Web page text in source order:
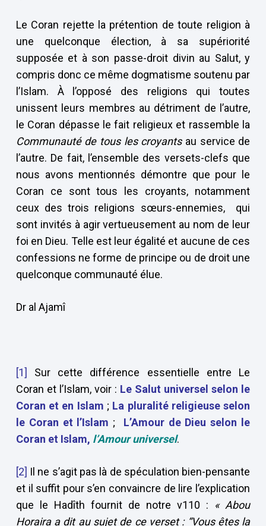
Le Coran rejette la prétention de toute religion à
une quelconque élection, à sa supériorité
supposée et à son passe-droit divin au Salut, y
compris donc ce même dogmatisme soutenu par
l’Islam. À l’opposé des religions qui toutes
unissent leurs membres au détriment de l’autre,
le Coran dépasse le fait religieux et rassemble la
Communauté de tous les croyantsau service de
l’autre. De fait, l’ensemble des versets-clefs que
nous avons mentionnés démontre que pour le
Coran ce sont tous les croyants, notamment
ceux des trois religions sœurs-ennemies, qui
sont invités à agir vertueusement au nom de leur
foi en Dieu. Telle est leur égalité et aucune de ces
confessions ne forme de principe ou de droit une
quelconque communauté élue.
Dr al Ajamî
[1]
Sur cette différence essentielle entre Le
Coran et l’Islam, voir : Le Salut universel selon le
Coran et en Islam ; La pluralité religieuse selon
le Coran et l’Islam ;
L’Amour de Dieu selon le
Coran et Islam, l’Amour universel.
[2] Il ne s’agit pas là de spéculation bien-pensante
et il suffit pour s’en convaincre de lire l’explication
que le Hadîth fournit de notre v110 : « Abou
Horaira a dit au sujet de ce verset : “Vous êtes la